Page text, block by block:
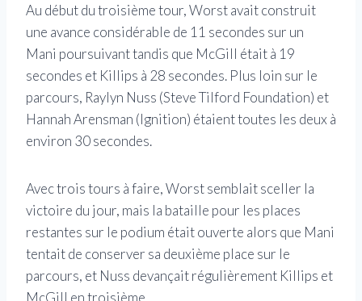
Au début du troisième tour, Worst avait construit
une avance considérable de 11 secondes sur un
Mani poursuivant tandis que McGill était à 19
secondes et Killips à 28 secondes. Plus loin sur le
parcours, Raylyn Nuss (Steve Tilford Foundation) et
Hannah Arensman (Ignition) étaient toutes les deux à
environ 30 secondes.
Avec trois tours à faire, Worst semblait sceller la
victoire du jour, mais la bataille pour les places
restantes sur le podium était ouverte alors que Mani
tentait de conserver sa deuxième place sur le
parcours, et Nuss devançait régulièrement Killips et
McGill en troisième.